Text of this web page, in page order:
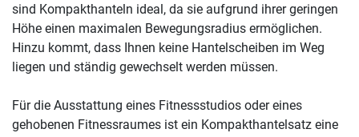
sind Kompakthanteln ideal, da sie aufgrund ihrer geringen
Höhe einen maximalen Bewegungsradius ermöglichen.
Hinzu kommt, dass Ihnen keine Hantelscheiben im Weg
liegen und ständig gewechselt werden müssen.
Für die Ausstattung eines Fitnessstudios oder eines
gehobenen Fitnessraumes ist ein Kompakthantelsatz eine